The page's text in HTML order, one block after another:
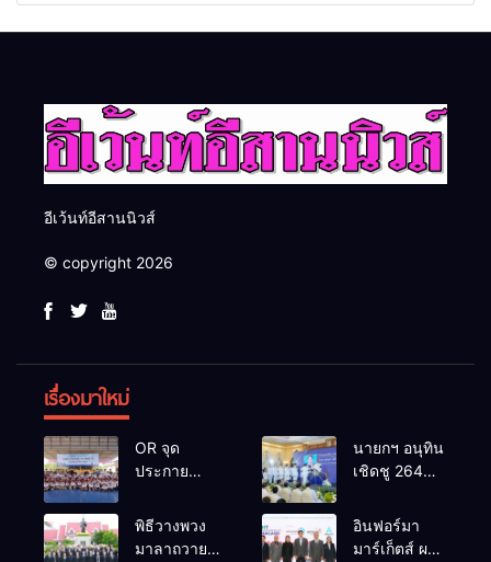
อีเว้นท์อีสานนิวส์
© copyright 2026
เรื่องมาใหม่
OR จุด
ประกาย
เยาวชน ผ่าน
นายกฯ อนุทิน
เชิดชู 264
บ้านยอดเยี่ยม
มอบแหนบ
พิธีวางพวง
มาลาถวาย
อินฟอร์มา
มาร์เก็ตส์ ผนึก